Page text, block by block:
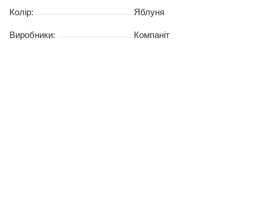
Колір: Яблуня
Виробники: Компаніт